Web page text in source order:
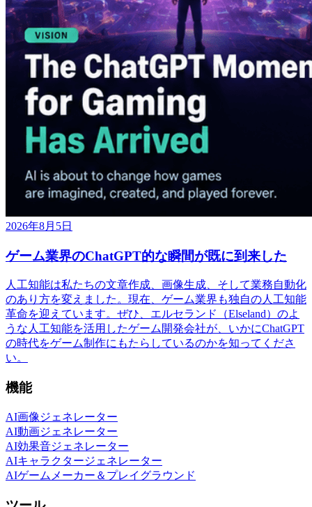
2026年8月5日
ゲーム業界のChatGPT的な瞬間が既に到来した
人工知能は私たちの文章作成、画像生成、そして業務自動化
のあり方を変えました。現在、ゲーム業界も独自の人工知能
革命を迎えています。ぜひ、エルセランド（Elseland）のよ
うな人工知能を活用したゲーム開発会社が、いかにChatGPT
の時代をゲーム制作にもたらしているのかを知ってくださ
い。
機能
AI画像ジェネレーター
AI動画ジェネレーター
AI効果音ジェネレーター
AIキャラクタージェネレーター
AIゲームメーカー＆プレイグラウンド